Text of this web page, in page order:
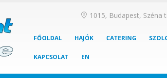
1015, Budapest, Széna
FŐOLDAL HAJÓK CATERING
KAPCSOLAT EN